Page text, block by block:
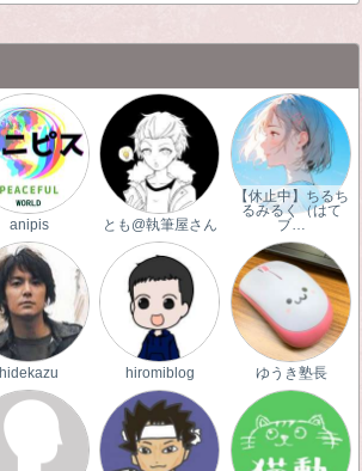
anipis とも@執筆屋さん
【休止中】ちるち
るみるく（はて
ブ…
hidekazu hiromiblog ゆうき塾長